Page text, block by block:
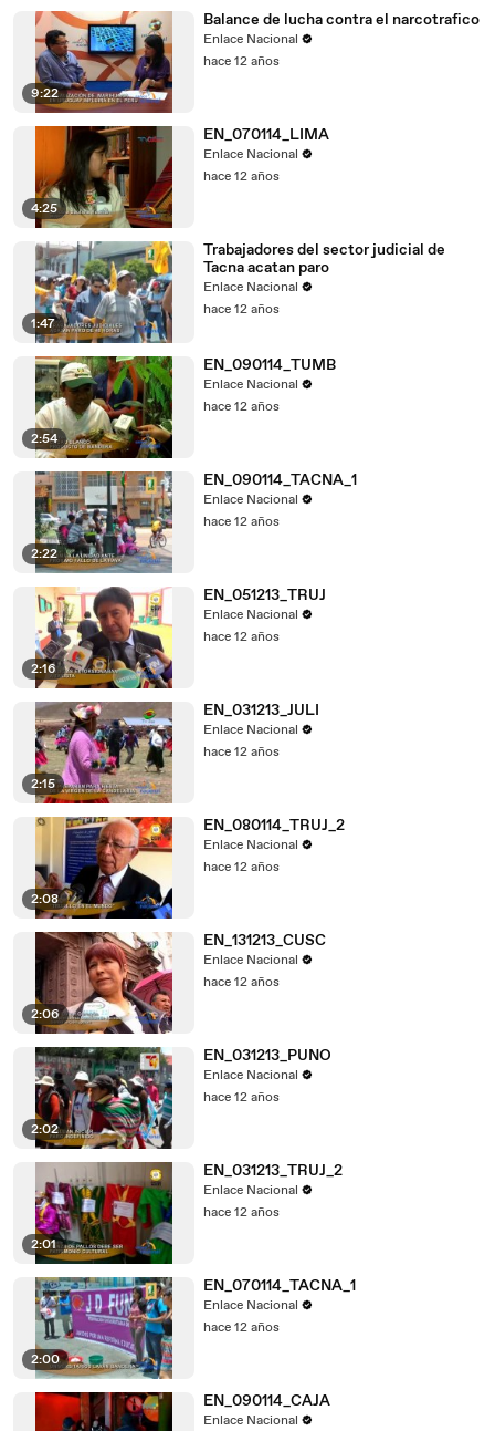
9:22
Balance de lucha contra el narcotrafico
Enlace Nacional
hace 12 años
4:25
EN_070114_LIMA
Enlace Nacional
hace 12 años
1:47
Trabajadores del sector judicial de
Tacna acatan paro
Enlace Nacional
hace 12 años
2:54
EN_090114_TUMB
Enlace Nacional
hace 12 años
2:22
EN_090114_TACNA_1
Enlace Nacional
hace 12 años
2:16
EN_051213_TRUJ
Enlace Nacional
hace 12 años
2:15
EN_031213_JULI
Enlace Nacional
hace 12 años
2:08
EN_080114_TRUJ_2
Enlace Nacional
hace 12 años
2:06
EN_131213_CUSC
Enlace Nacional
hace 12 años
2:02
EN_031213_PUNO
Enlace Nacional
hace 12 años
2:01
EN_031213_TRUJ_2
Enlace Nacional
hace 12 años
2:00
EN_070114_TACNA_1
Enlace Nacional
hace 12 años
EN_090114_CAJA
Enlace Nacional